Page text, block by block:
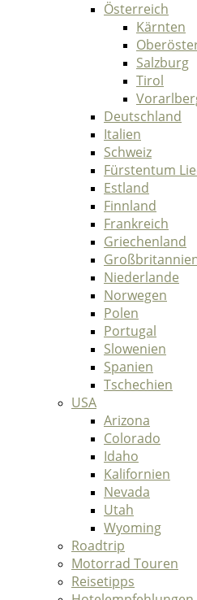
Österreich
Kärnten
Salzburg
Tirol
Deutschland
Italien
Schweiz
Fürstentum
Estland
Finnland
Frankreich
Griechenland
Niederlande
Norwegen
Polen
Portugal
Slowenien
Spanien
Tschechien
USA
Arizona
Colorado
Idaho
Kalifornien
Nevada
Utah
Wyoming
Roadtrip
Motorrad Touren
Reisetipps